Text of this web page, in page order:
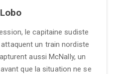
le capitaine sudiste
un train nordiste
aussi McNally, un
que la situation ne se